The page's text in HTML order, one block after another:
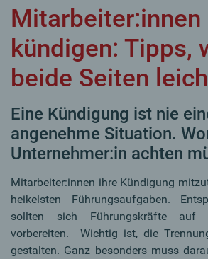
Mitarbeiter:innen
kündigen: Tipps,
beide Seiten
Eine Kündigung ist nie
angenehme Situation.
Unternehmer:in achten
Mitarbeiter:innen ihre Kündigung
heikelsten Führungsaufgaben.
sollten sich Führungskräfte auf
vorbereiten. Wichtig ist, die
gestalten. Ganz besonders muss